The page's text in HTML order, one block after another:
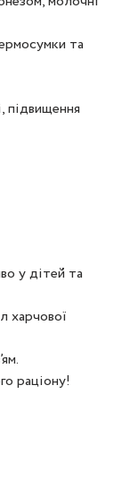
та
підвищення
у дітей та
харчової
раціону!